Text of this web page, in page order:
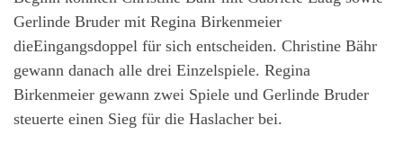
Gerlinde Bruder mit Regina Birkenmeier
dieEingangsdoppel für sich entscheiden. Christine Bähr
gewann danach alle drei Einzelspiele. Regina
Birkenmeier gewann zwei Spiele und Gerlinde Bruder
steuerte einen Sieg für die Haslacher bei.